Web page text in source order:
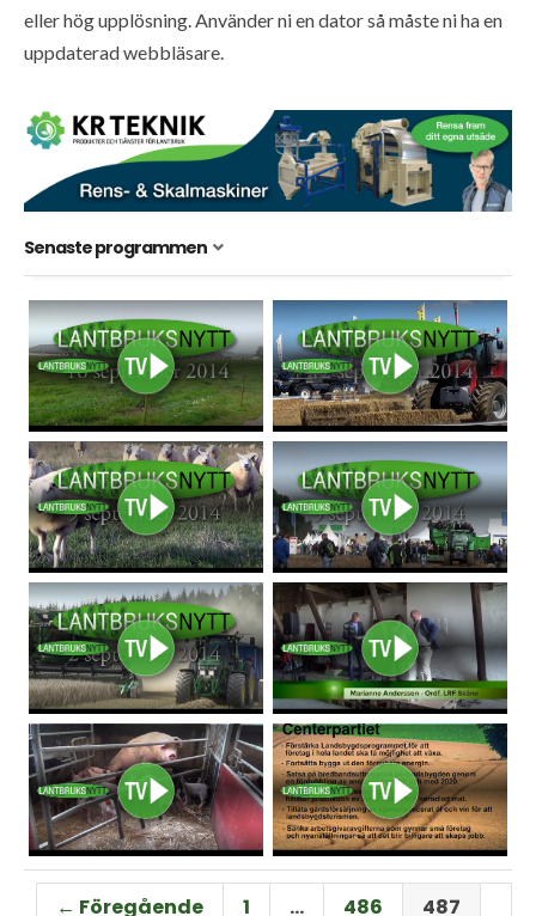
eller hög upplösning. Använder ni en dator så måste ni ha en
uppdaterad webbläsare.
Senaste programmen
← Föregående 1 … 486
487